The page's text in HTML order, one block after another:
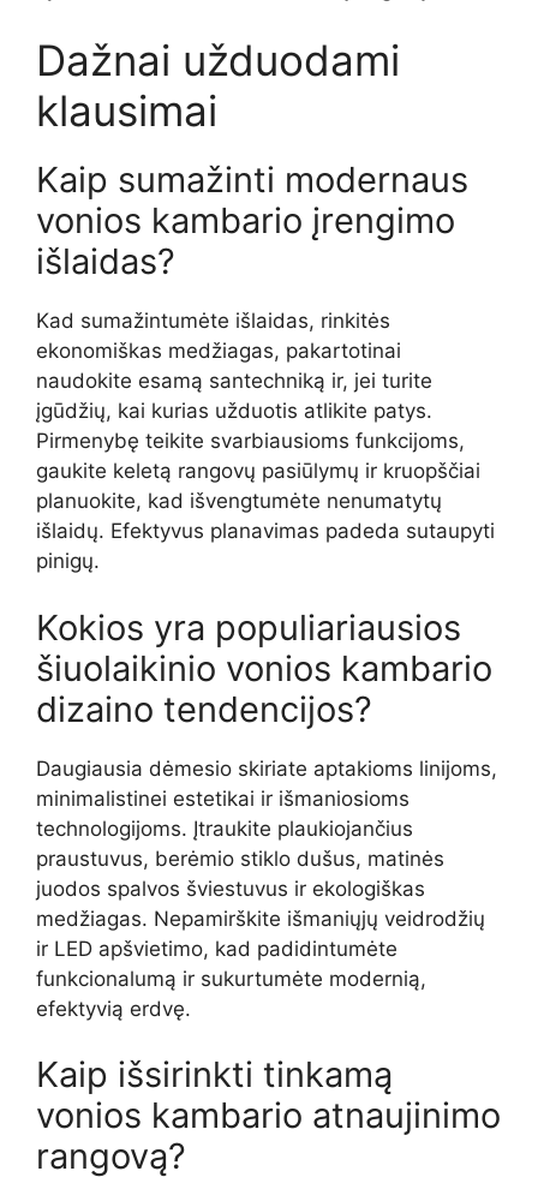
Dažnai užduodami
klausimai
Kaip sumažinti modernaus
vonios kambario įrengimo
išlaidas?
Kad sumažintumėte išlaidas, rinkitės
ekonomiškas medžiagas, pakartotinai
naudokite esamą santechniką ir, jei turite
įgūdžių, kai kurias užduotis atlikite patys.
Pirmenybę teikite svarbiausioms funkcijoms,
gaukite keletą rangovų pasiūlymų ir kruopščiai
planuokite, kad išvengtumėte nenumatytų
išlaidų. Efektyvus planavimas padeda sutaupyti
pinigų.
Kokios yra populiariausios
šiuolaikinio vonios kambario
dizaino tendencijos?
Daugiausia dėmesio skiriate aptakioms linijoms,
minimalistinei estetikai ir išmaniosioms
technologijoms. Įtraukite plaukiojančius
praustuvus, berėmio stiklo dušus, matinės
juodos spalvos šviestuvus ir ekologiškas
medžiagas. Nepamirškite išmaniųjų veidrodžių
ir LED apšvietimo, kad padidintumėte
funkcionalumą ir sukurtumėte modernią,
efektyvią erdvę.
Kaip išsirinkti tinkamą
vonios kambario atnaujinimo
rangovą?